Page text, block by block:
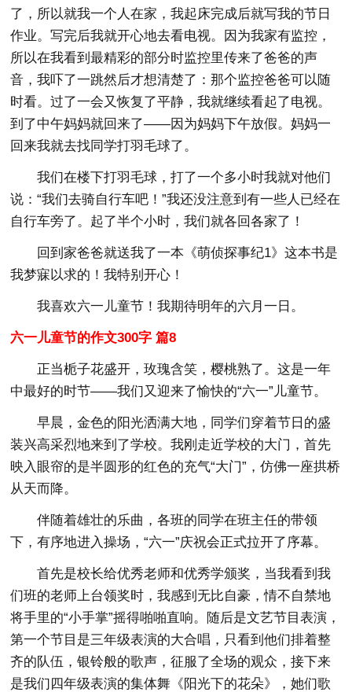
了，所以就我一个人在家，我起床完成后就写我的节日
作业。写完后我就开心地去看电视。因为我家有监控，
所以在我看到最精彩的部分时监控里传来了爸爸的声
音，我吓了一跳然后才想清楚了：那个监控爸爸可以随
时看。过了一会又恢复了平静，我就继续看起了电视。
到了中午妈妈就回来了——因为妈妈下午放假。妈妈一
回来我就去找同学打羽毛球了。
我们在楼下打羽毛球，打了一个多小时我就对他们
说：“我们去骑自行车吧！”我还没注意到有一些人已经在
自行车旁了。起了半个小时，我们就各回各家了！
回到家爸爸就送我了一本《萌侦探事纪1》这本书是
我梦寐以求的！我特别开心！
我喜欢六一儿童节！我期待明年的六月一日。
六一儿童节的作文300字 篇8
正当栀子花盛开，玫瑰含笑，樱桃熟了。这是一年
中最好的时节——我们又迎来了愉快的“六一”儿童节。
早晨，金色的阳光洒满大地，同学们穿着节日的盛
装兴高采烈地来到了学校。我刚走近学校的大门，首先
映入眼帘的是半圆形的红色的充气“大门”，仿佛一座拱桥
从天而降。
伴随着雄壮的乐曲，各班的同学在班主任的带领
下，有序地进入操场，“六一”庆祝会正式拉开了序幕。
首先是校长给优秀老师和优秀学颁奖，当我看到我
们班的老师上台领奖时，我感到无比自豪，情不自禁地
将手里的“小手掌”摇得啪啪直响。随后是文艺节目表演，
第一个节目是三年级表演的大合唱，只看到他们排着整
齐的队伍，银铃般的歌声，征服了全场的观众，接下来
是我们四年级表演的集体舞《阳光下的花朵》，她们歌